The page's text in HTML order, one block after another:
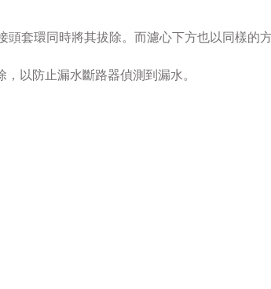
套環同時將其拔除。而濾心下方也以同樣的
以防止漏水斷路器偵測到漏水。